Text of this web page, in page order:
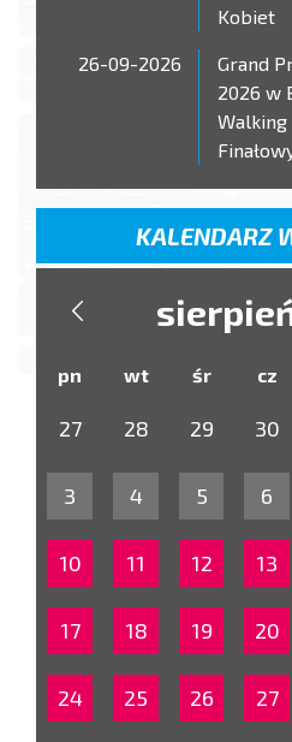
Kobiet
26-09-2026
Grand
2026 w
Walking
KALENDARZ

pn wt śr cz
27 28 29 30
3 4 5 6
10 11 12 13
17 18 19 20
24 25 26 27